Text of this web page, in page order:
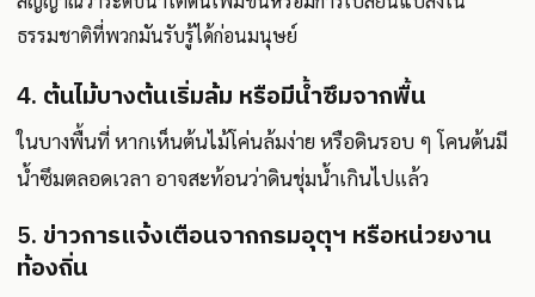
ธรรมชาติที่พวกมันรับรู้ได้ก่อนมนุษย์
4. ต้นไม้บางต้นเริ่มล้ม หรือมีน้ำซึมจากพื้น
ในบางพื้นที่ หากเห็นต้นไม้โค่นล้มง่าย หรือดินรอบ ๆ โคนต้นมี
น้ำซึมตลอดเวลา อาจสะท้อนว่าดินชุ่มน้ำเกินไปแล้ว
5. ข่าวการแจ้งเตือนจากกรมอุตุฯ หรือหน่วยงาน
ท้องถิ่น